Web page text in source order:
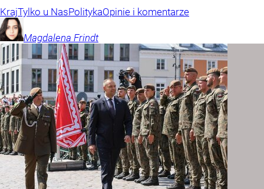
KrajTylko u NasPolitykaOpinie i komentarze
Magdalena Frindt